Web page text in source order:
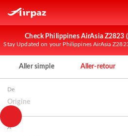
Check Philippines AirAsia Z2823
Stay Updated on your Philippines AirAsia
Aller simple Aller-retour
De
Origine
À